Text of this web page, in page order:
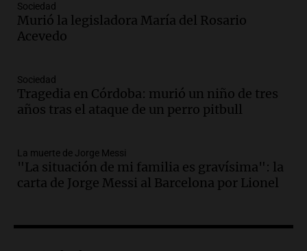
la historia del club de Irlanda
revolucionado por hinchas argentinos
Amamos los Domingos
Audio.
argentino regresa al país tras conflicto
con Brasil
Audio.Bomberos asisten a senderista
con fractura de tobillo en refugio Doña
Rosa
Episodios
Sociedad
Murió la legisladora María del Rosario
Acevedo
Sociedad
Tragedia en Córdoba: murió un niño de tres
años tras el ataque de un perro pitbull
La muerte de Jorge Messi
"La situación de mi familia es gravísima": la
carta de Jorge Messi al Barcelona por Lionel